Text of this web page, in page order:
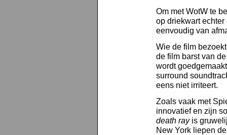
Om met WotW te
op driekwart
eenvoudig van
Wie de film
de film barst van
wordt
surround
eens niet irriteert.
Zoals vaak met
innovatief en zijn
death rayis
New York liepen